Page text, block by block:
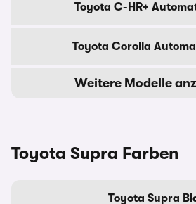
Toyota C-HR+
Toyota Corolla
Weitere Modelle
Toyota Supra Farben
Toyota Supra